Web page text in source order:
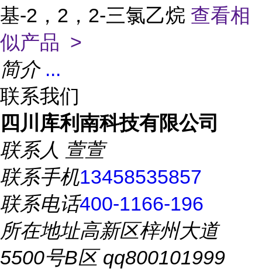
基-2，2，2-三氯乙烷 查看相
似产品 >
简介 ...
联系我们
四川库利南科技有限公司
联系人 萱萱
联系手机13458535857
联系电话400-1166-196
所在地址高新区梓州大道
5500号B区 qq800101999